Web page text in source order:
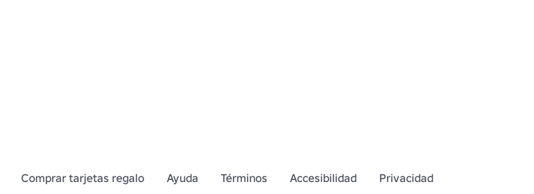
Comprar tarjetas regalo Ayuda Términos Accesibilidad Privacidad